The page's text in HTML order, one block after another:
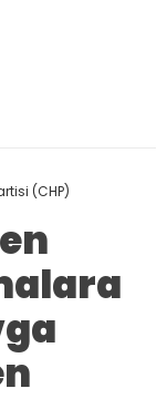
(CHP)